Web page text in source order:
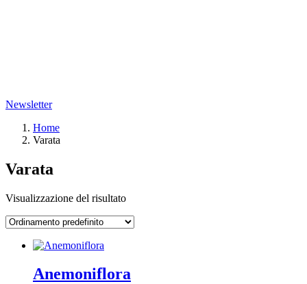
Newsletter
Home
Varata
Varata
Visualizzazione del risultato
Anemoniflora